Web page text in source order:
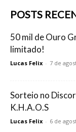
POSTS
50 mil de Ouro
limitado!
Lucas Felix - 7 de
Sorteio no
K.H.A.O.S
Lucas Felix - 6 de